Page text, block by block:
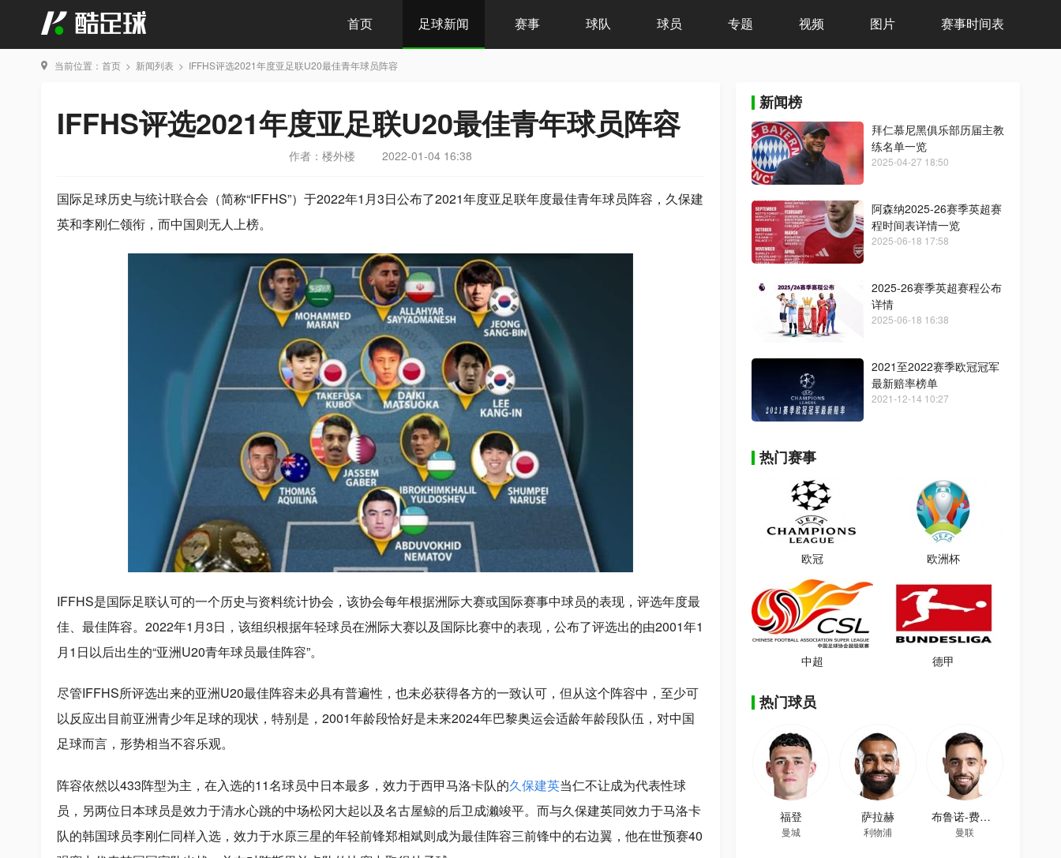
首页 足球新闻 赛事 球队 球员 专题 视频 图片 赛事时间表
当前位置： 首页 > 新闻列表 > IFFHS评选2021年度亚足联U20最佳青年球员阵容
IFFHS评选2021年度亚足联U20最佳青年球员阵容
作者：楼外楼 2022-01-04 16:38
国际足球历史与统计联合会（简称“IFFHS”）于2022年1月3日公布了2021年度亚足联年度最佳青年球员阵容，久保建
英和李刚仁领衔，而中国则无人上榜。
IFFHS是国际足联认可的一个历史与资料统计协会，该协会每年根据洲际大赛或国际赛事中球员的表现，评选年度最
佳、最佳阵容。2022年1月3日，该组织根据年轻球员在洲际大赛以及国际比赛中的表现，公布了评选出的由2001年1
月1日以后出生的“亚洲U20青年球员最佳阵容”。
尽管IFFHS所评选出来的亚洲U20最佳阵容未必具有普遍性，也未必获得各方的一致认可，但从这个阵容中，至少可
以反应出目前亚洲青少年足球的现状，特别是，2001年龄段恰好是未来2024年巴黎奥运会适龄年龄段队伍，对中国
足球而言，形势相当不容乐观。
阵容依然以433阵型为主，在入选的11名球员中日本最多，效力于西甲马洛卡队的久保建英当仁不让成为代表性球
员，另两位日本球员是效力于清水心跳的中场松冈大起以及名古屋鲸的后卫成濑竣平。而与久保建英同效力于马洛卡
队的韩国球员李刚仁同样入选，效力于水原三星的年轻前锋郑相斌则成为最佳阵容三前锋中的右边翼，他在世预赛40
新闻榜
拜仁慕尼黑俱乐部历届主教
练名单一览
2025-04-27 18:50
阿森纳2025-26赛季英超赛
程时间表详情一览
2025-06-18 17:58
2025-26赛季英超赛程公布
详情
2025-06-18 16:38
2021至2022赛季欧冠冠军
最新赔率榜单
2021-12-14 10:27
热门赛事
欧冠 欧洲杯
中超 德甲
热门球员
福登
曼城
萨拉赫
利物浦
布鲁诺-费尔南德斯
曼联